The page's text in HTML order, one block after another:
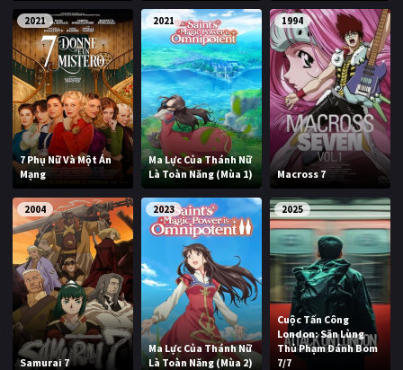
2021
7 Phụ Nữ Và Một Án
Mạng
2021
Ma Lực Của Thánh Nữ
Là Toàn Năng (Mùa 1)
1994
Macross 7
2004
Samurai 7
2023
Ma Lực Của Thánh Nữ
Là Toàn Năng (Mùa 2)
2025
Cuộc Tấn Công
London: Săn Lùng
Thủ Phạm Đánh Bom
7/7